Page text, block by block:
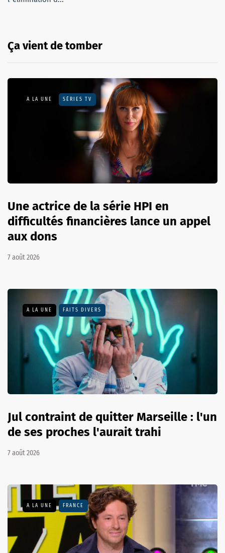
Ça vient de tomber
A LA UNE SÉRIES TV
Une actrice de la série HPI en
difficultés financières lance un appel
aux dons
7 août 2026
A LA UNE FAITS DIVERS
Jul contraint de quitter Marseille : l'un
de ses proches l'aurait trahi
7 août 2026
A LA UNE FRANCE